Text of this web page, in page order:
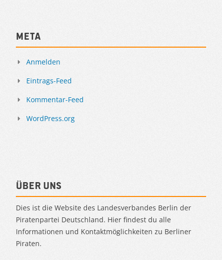
Meta
Anmelden
Eintrags-Feed
Kommentar-Feed
WordPress.org
Über uns
Dies ist die Website des Landesverbandes Berlin der
Piratenpartei Deutschland. Hier findest du alle
Informationen und Kontaktmöglichkeiten zu Berliner
Piraten.